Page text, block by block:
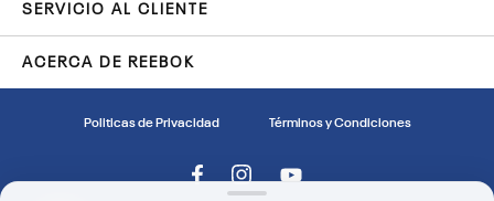
SERVICIO AL CLIENTE
ACERCA DE REEBOK
Politicas de Privacidad Términos y Condiciones